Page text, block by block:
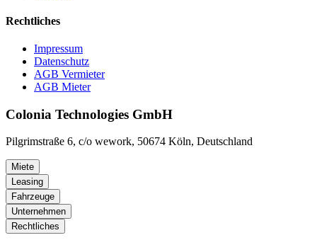
Rechtliches
Impressum
Datenschutz
AGB Vermieter
AGB Mieter
Colonia Technologies GmbH
Pilgrimstraße 6, c/o wework, 50674 Köln, Deutschland
Miete
Leasing
Fahrzeuge
Unternehmen
Rechtliches